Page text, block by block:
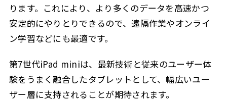
ります。これにより、より多くのデータを高速かつ
安定的にやりとりできるので、遠隔作業やオンライ
ン学習などにも最適です。
第7世代iPad miniは、最新技術と従来のユーザー体
験をうまく融合したタブレットとして、幅広いユー
ザー層に支持されることが期待されます。